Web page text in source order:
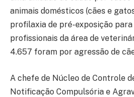
animais domésticos (cães e
profilaxia de pré-exposição para
profissionais da área de
4.657 foram por agressão de
A chefe de Núcleo de Controle
Notificação Compulsória e